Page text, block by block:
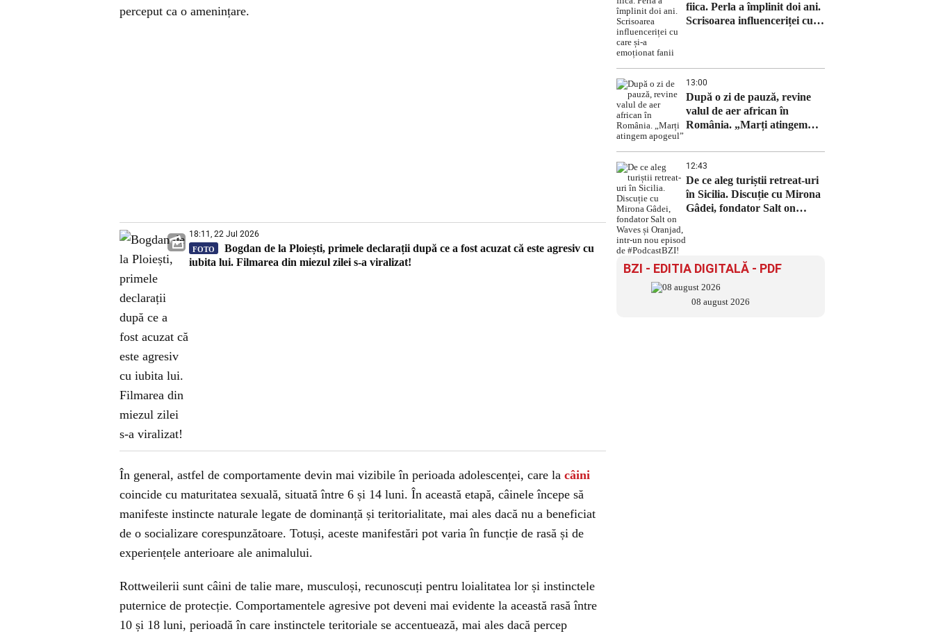
perceput ca o amenințare.
18:11, 22 Jul 2026
FOTO
Bogdan de la Ploiești, primele declarații după ce a fost acuzat că este agresiv cu
iubita lui. Filmarea din miezul zilei s-a viralizat!
În general, astfel de comportamente devin mai vizibile în perioada adolescenței, care la câini
coincide cu maturitatea sexuală, situată între 6 și 14 luni. În această etapă, câinele începe să
manifeste instincte naturale legate de dominanță și teritorialitate, mai ales dacă nu a beneficiat
de o socializare corespunzătoare. Totuși, aceste manifestări pot varia în funcție de rasă și de
experiențele anterioare ale animalului.
Rottweilerii sunt câini de talie mare, musculoși, recunoscuți pentru loialitatea lor și instinctele
puternice de protecție. Comportamentele agresive pot deveni mai evidente la această rasă între
10 și 18 luni, perioadă în care instinctele teritoriale se accentuează, mai ales dacă percep
fiica. Perla a împlinit doi ani.
Scrisoarea influenceriței cu
13:00
După o zi de pauză, revine
valul de aer african în
România. „Marți atingem
12:43
De ce aleg turiștii retreat-uri
în Sicilia. Discuție cu Mirona
Gâdei, fondator Salt on
BZI - EDITIA DIGITALĂ - PDF
08 august 2026